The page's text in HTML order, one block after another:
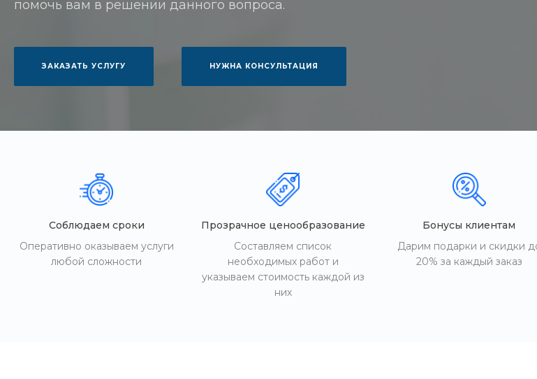
помочь вам в решении данного вопроса.
ЗАКАЗАТЬ УСЛУГУ НУЖНА КОНСУЛЬТАЦИЯ
Соблюдаем сроки
Оперативно оказываем услуги
любой сложности
Прозрачное ценообразование
Составляем список
необходимых работ и
указываем стоимость каждой из
них
Бонусы клиентам
Дарим подарки и скидки
20% за каждый заказ